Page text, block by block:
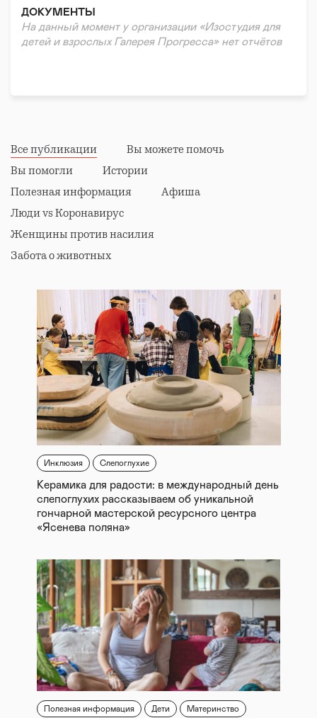
ДОКУМЕНТЫ
На данный момент у организации «Изостудия для
детей и взрослых Галерея Прогресса» нет отчётов
Все публикации
Вы можете помочь
Вы помогли
Истории
Полезная информация
Афиша
Люди vs Коронавирус
Женщины против насилия
Забота о животных
Инклюзия Слепоглухие
Керамика для радости: в международный день
слепоглухих рассказываем об уникальной
гончарной мастерской ресурсного центра
«Ясенева поляна»
Полезная информация Дети Материнство